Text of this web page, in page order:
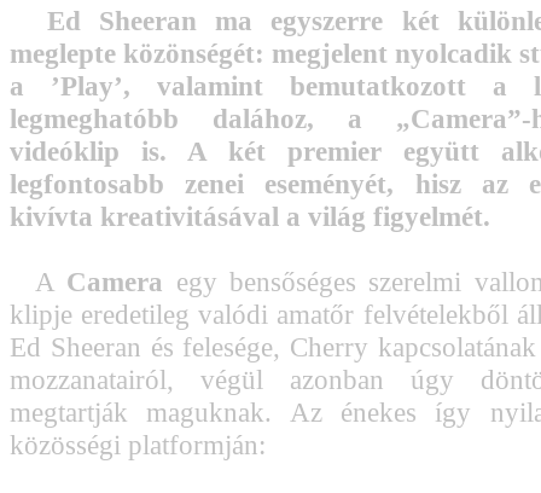
Ed Sheeran ma egyszerre két
meglepte közönségét: megjelent nyolcadik
a ’Play’, valamint bemutatkozott a
legmeghatóbb dalához, a
videóklip is. A két premier együtt
legfontosabb zenei eseményét, hisz az
kivívta kreativitásával a világ figyelmét.
A Camera egy bensőséges szerelmi
klipje eredetileg valódi amatőr felvételekből
Ed Sheeran és felesége, Cherry
mozzanatairól, végül azonban úgy
megtartják maguknak. Az énekes így
közösségi platformján: